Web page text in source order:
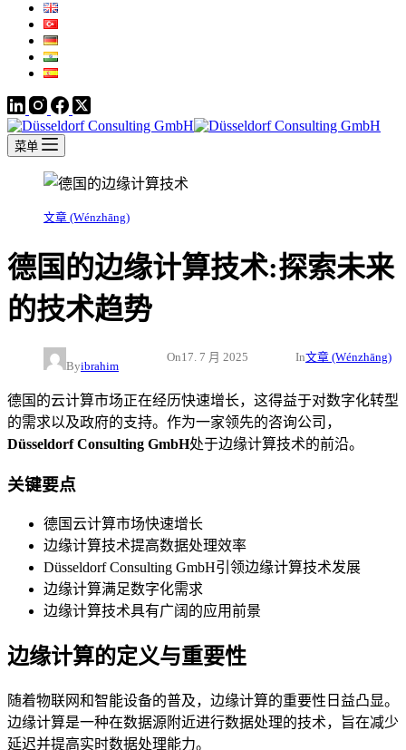
菜单
文章 (Wénzhāng)
德国的边缘计算技术:探索未来
的技术趋势
Byibrahim
On17. 7 月 2025 In文章 (Wénzhāng)
德国的云计算市场正在经历快速增长，这得益于对数字化转型
的需求以及政府的支持。作为一家领先的咨询公司，
Düsseldorf Consulting GmbH处于边缘计算技术的前沿。
关键要点
德国云计算市场快速增长
边缘计算技术提高数据处理效率
Düsseldorf Consulting GmbH引领边缘计算技术发展
边缘计算满足数字化需求
边缘计算技术具有广阔的应用前景
边缘计算的定义与重要性
随着物联网和智能设备的普及，边缘计算的重要性日益凸显。
边缘计算是一种在数据源附近进行数据处理的技术，旨在减少
延迟并提高实时数据处理能力。